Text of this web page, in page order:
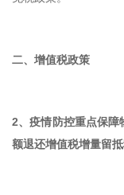
二、增值税政策
2、疫情防控重点保障
额退还增值税增量留抵